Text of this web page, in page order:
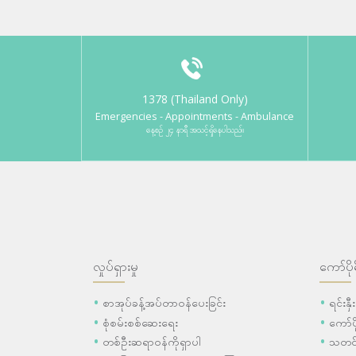
1378 (Thailand Only)
Emergencies - Appointments - Ambulance
နေ့စဉ် ၂၄ နာရီ အသင့်ရှိနေပါသည်။
လှုပ်ရှားမှု
စာအုပ်ခန့်အပ်တာဝန်ပေးခြင်း
စုံစမ်းစစ်ဆေးရေး
တစ်ဦးဆရာဝန်ကိုရှာပါ
ကော်
ရင်း
ကေ
သတင်